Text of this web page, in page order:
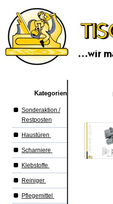
Kategorien
Sonderaktion /
Restposten
Haustüren
Scharniere
Klebstoffe
Reiniger
Pflegemittel